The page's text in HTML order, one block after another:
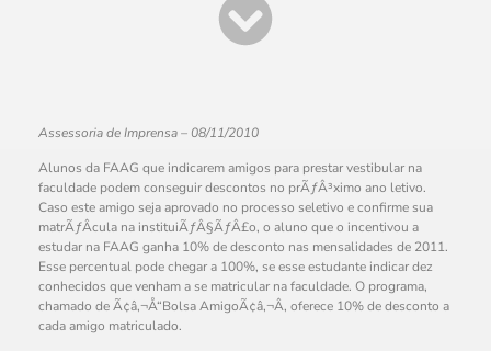
Assessoria de Imprensa – 08/11/2010
Alunos da FAAG que indicarem amigos para prestar vestibular na
faculdade podem conseguir descontos no prÃƒÂ³ximo ano letivo.
Caso este amigo seja aprovado no processo seletivo e confirme sua
matrÃƒÂ­cula na instituiÃƒÂ§ÃƒÂ£o, o aluno que o incentivou a
estudar na FAAG ganha 10% de desconto nas mensalidades de 2011.
Esse percentual pode chegar a 100%, se esse estudante indicar dez
conhecidos que venham a se matricular na faculdade. O programa,
chamado de Ã¢â‚¬Å“Bolsa AmigoÃ¢â‚¬Â, oferece 10% de desconto a
cada amigo matriculado.